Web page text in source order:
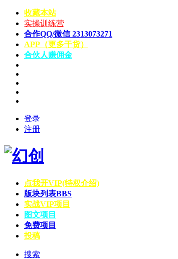
收藏本站
实操训练营
合作QQ/微信 2313073271
APP（更多干货）
合伙人赚佣金
登录
注册
点我开VIP(特权介绍)
版块列表BBS
实战VIP项目
图文项目
免费项目
投稿
搜索